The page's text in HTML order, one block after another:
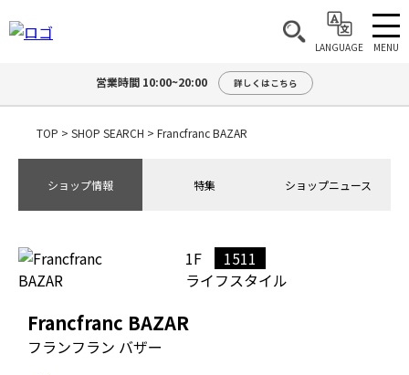
LANGUAGE MENU
営業時間 10:00~20:00 詳しくはこちら
TOP > SHOP SEARCH > Francfranc BAZAR
ショップ情報 特集 ショップニュース
1F
1511
ライフスタイル
Francfranc BAZAR
フランフラン バザー